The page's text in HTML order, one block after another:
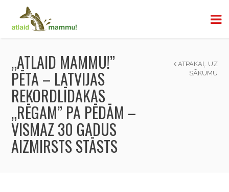
„ATLAID MAMMU!”
PĒTA – LATVIJAS
REKORDLĪDAKAS
„RĒGAM” PA PĒDĀM –
VISMAZ 30 GADUS
AIZMIRSTS STĀSTS
ATPAKAĻ UZ
SĀKUMU